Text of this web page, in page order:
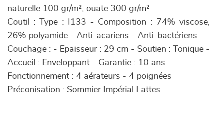
naturelle 100 gr/m², ouate 300 gr/m²
Coutil : Type : I133 - Composition : 74% viscose,
26% polyamide - Anti-acariens - Anti-bactériens
Couchage : - Epaisseur : 29 cm - Soutien : Tonique -
Accueil : Enveloppant - Garantie : 10 ans
Fonctionnement : 4 aérateurs - 4 poignées
Préconisation : Sommier Impérial Lattes